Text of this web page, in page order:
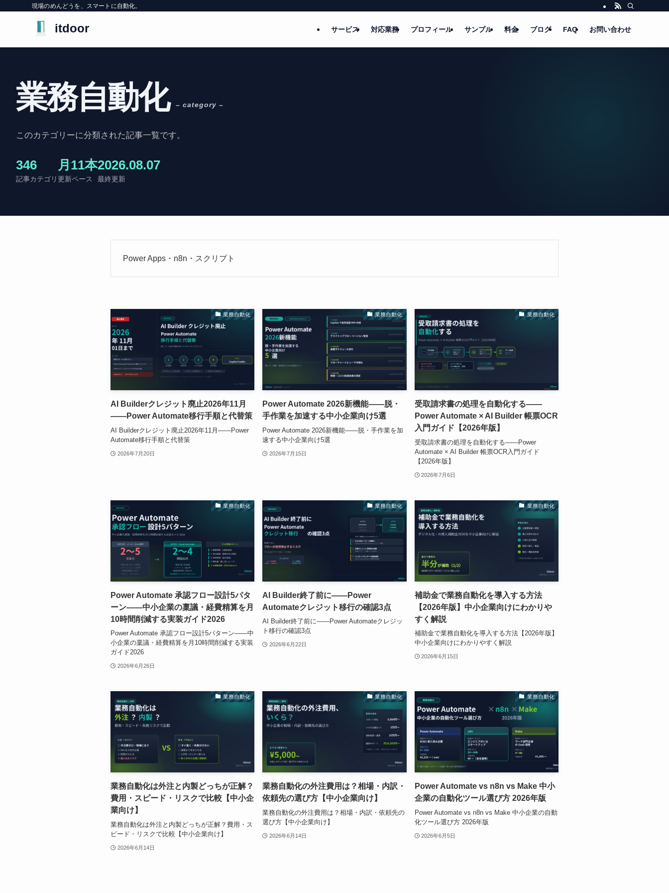
現場のめんどうを、スマートに自動化。
itdoor サービス 対応業務 プロフィール サンプル 料金 ブログ FAQ お問い合わせ
業務自動化 – category –
このカテゴリーに分類された記事一覧です。
34
記事
6
カテゴリ
月11本
更新ペース
2026.08.07
最終更新
Power Apps・n8n・スクリプト
業務自動化
AI Builderクレジット廃止2026年11月
——Power Automate移行手順と代替策
AI Builderクレジット廃止2026年11月——Power
Automate移行手順と代替策
2026年7月20日
業務自動化
Power Automate 2026新機能——脱・
手作業を加速する中小企業向け5選
Power Automate 2026新機能——脱・手作業を加
速する中小企業向け5選
2026年7月15日
業務自動化
受取請求書の処理を自動化する——
Power Automate × AI Builder 帳票OCR
入門ガイド【2026年版】
受取請求書の処理を自動化する——Power
Automate × AI Builder 帳票OCR入門ガイド
【2026年版】
2026年7月6日
業務自動化
Power Automate 承認フロー設計5パタ
ーン——中小企業の稟議・経費精算を月
10時間削減する実装ガイド2026
Power Automate 承認フロー設計5パターン——中
小企業の稟議・経費精算を月10時間削減する実装
ガイド2026
2026年6月26日
業務自動化
AI Builder終了前に——Power
Automateクレジット移行の確認3点
AI Builder終了前に——Power Automateクレジッ
ト移行の確認3点
2026年6月22日
業務自動化
補助金で業務自動化を導入する方法
【2026年版】中小企業向けにわかりや
すく解説
補助金で業務自動化を導入する方法【2026年版】
中小企業向けにわかりやすく解説
2026年6月15日
業務自動化
業務自動化は外注と内製どっちが正解？
費用・スピード・リスクで比較【中小企
業向け】
業務自動化は外注と内製どっちが正解？費用・ス
ピード・リスクで比較【中小企業向け】
2026年6月14日
業務自動化
業務自動化の外注費用は？相場・内訳・
依頼先の選び方【中小企業向け】
業務自動化の外注費用は？相場・内訳・依頼先の
選び方【中小企業向け】
2026年6月14日
業務自動化
Power Automate vs n8n vs Make 中小
企業の自動化ツール選び方 2026年版
Power Automate vs n8n vs Make 中小企業の自動
化ツール選び方 2026年版
2026年6月5日